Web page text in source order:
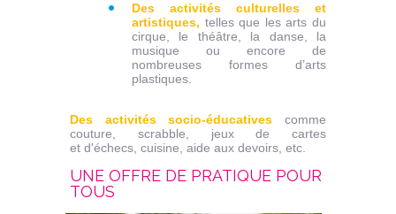
Des activités culturelles et
artistiques, telles que les arts du
cirque, le théâtre, la danse, la
musique ou encore de
nombreuses formes d’arts
plastiques.
Des activités socio-éducatives comme
couture, scrabble, jeux de cartes
et d'échecs, cuisine, aide aux devoirs, etc.
UNE OFFRE DE PRATIQUE POUR
TOUS